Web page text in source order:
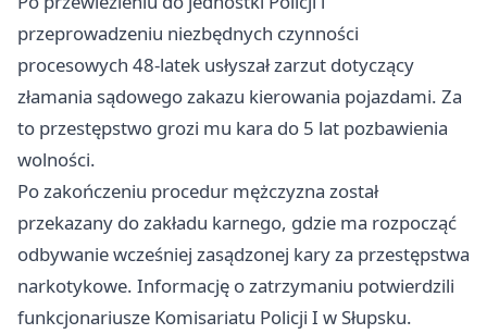
przeprowadzeniu niezbędnych czynności
procesowych 48‑latek usłyszał zarzut dotyczący
złamania sądowego zakazu kierowania pojazdami. Za
to przestępstwo grozi mu kara do 5 lat pozbawienia
wolności.
Po zakończeniu procedur mężczyzna został
przekazany do zakładu karnego, gdzie ma rozpocząć
odbywanie wcześniej zasądzonej kary za przestępstwa
narkotykowe. Informację o zatrzymaniu potwierdzili
funkcjonariusze Komisariatu Policji I w Słupsku.